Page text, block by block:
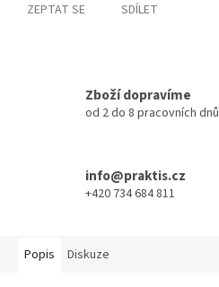
ZEPTAT SE SDÍLET
Zboží dopravíme
od 2 do 8 pracovních dnů
info@praktis.cz
+420 734 684 811
Popis Diskuze